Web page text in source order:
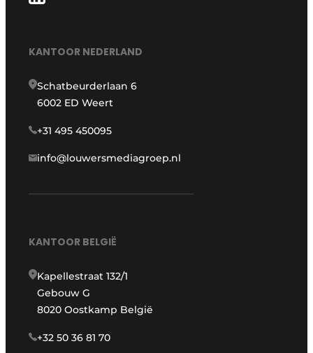
KANTOOR NEDERLAND
Schatbeurderlaan 6
6002 ED Weert
+31 495 450095
info@louwersmediagroep.nl
KANTOOR BELGIË
Kapellestraat 132/1
Gebouw G
8020 Oostkamp België
+32 50 36 81 70